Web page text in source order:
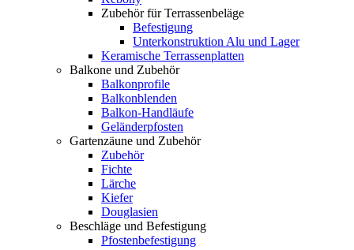
Zubehör für Terrassenbeläge
Befestigung
Unterkonstruktion Alu und Lager
Keramische Terrassenplatten
Balkone und Zubehör
Balkonprofile
Balkonblenden
Balkon-Handläufe
Geländerpfosten
Gartenzäune und Zubehör
Zubehör
Fichte
Lärche
Kiefer
Douglasien
Beschläge und Befestigung
Pfostenbefestigung